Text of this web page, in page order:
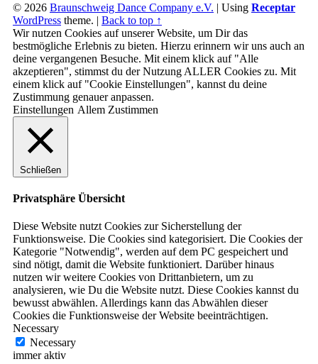
© 2026 Braunschweig Dance Company e.V. | Using Receptar
WordPress theme. | Back to top ↑
Wir nutzen Cookies auf unserer Website, um Dir das
bestmögliche Erlebnis zu bieten. Hierzu erinnern wir uns auch an
deine vergangenen Besuche. Mit einem klick auf "Alle
akzeptieren", stimmst du der Nutzung ALLER Cookies zu. Mit
einem klick auf "Cookie Einstellungen", kannst du deine
Zustimmung genauer anpassen.
Einstellungen Allem Zustimmen
Schließen
Privatsphäre Übersicht
Diese Website nutzt Cookies zur Sicherstellung der
Funktionsweise. Die Cookies sind kategorisiert. Die Cookies der
Kategorie "Notwendig", werden auf dem PC gespeichert und
sind nötigt, damit die Website funktioniert. Darüber hinaus
nutzen wir weitere Cookies von Drittanbietern, um zu
analysieren, wie Du die Website nutzt. Diese Cookies kannst du
bewusst abwählen. Allerdings kann das Abwählen dieser
Cookies die Funktionsweise der Website beeinträchtigen.
Necessary
Necessary
immer aktiv